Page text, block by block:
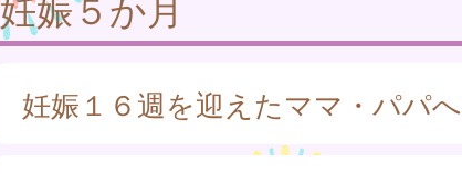
妊娠１６週を迎えたママ・パパへ